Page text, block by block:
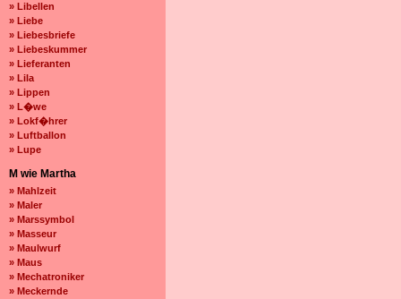
» Libellen
» Liebe
» Liebesbriefe
» Liebeskummer
» Lieferanten
» Lila
» Lippen
» L�we
» Lokf�hrer
» Luftballon
» Lupe
M wie Martha
» Mahlzeit
» Maler
» Marssymbol
» Masseur
» Maulwurf
» Maus
» Mechatroniker
» Meckernde